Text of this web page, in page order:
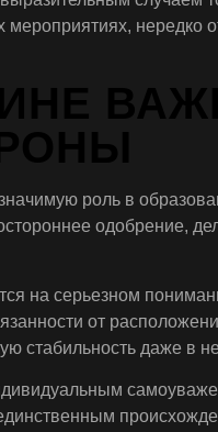
нередко
роль в
одобрение,
на серьезном
от
стабильность даже в